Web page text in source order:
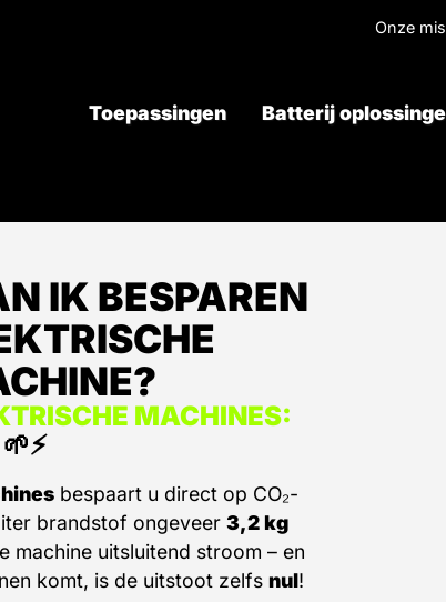
Onze
Toepassingen Batterij
IK BESPAREN
MACHINES:
🌱⚡
bespaart u direct op CO₂-
brandstof ongeveer 3,2 kg
machine uitsluitend stroom – en
komt, is de uitstoot zelfs nul!